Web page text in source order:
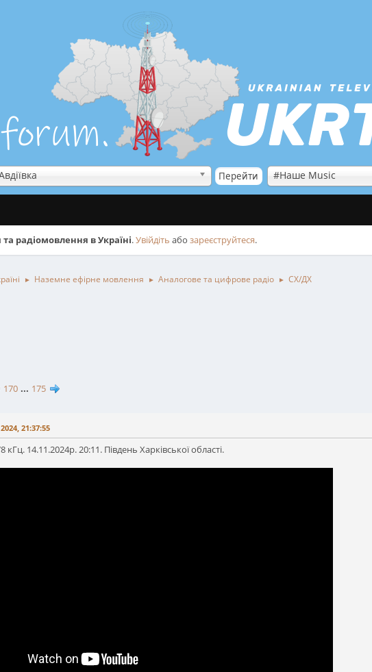
#Наше Music
радіомовлення в Україні.Увійдіть або зареєструйтеся.
► Наземне ефірне мовлення ► Аналогове та цифрове радіо ► СХ/ДХ
170 ... 175
21:37:55
кГц. 14.11.2024р. 20:11. Південь Харківської області.